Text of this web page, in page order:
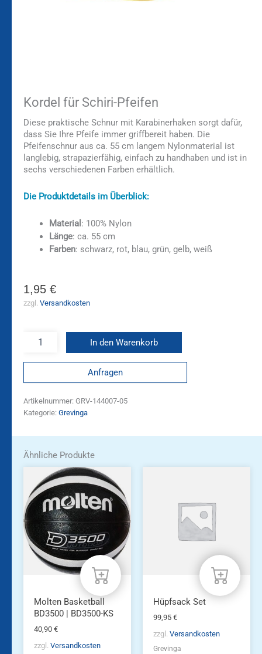
Kordel für Schiri-Pfeifen
Diese praktische Schnur mit Karabinerhaken sorgt dafür,
dass Sie Ihre Pfeife immer griffbereit haben. Die
Pfeifenschnur aus ca. 55 cm langem Nylonmaterial ist
langlebig, strapazierfähig, einfach zu handhaben und ist in
sechs verschiedenen Farben erhältlich.
Die Produktdetails im Überblick:
Material : 100% Nylon
Länge: ca. 55 cm
Farben: schwarz, rot, blau, grün, gelb, weiß
1,95 €
zzgl. Versandkosten
In den Warenkorb
Anfragen
Artikelnummer: GRV-144007-05
Kategorie: Grevinga
Ähnliche Produkte
Molten Basketball
BD3500 | BD3500-KS
40,90 €
zzgl. Versandkosten
Hüpfsack Set
99,95 €
zzgl. Versandkosten
Grevinga